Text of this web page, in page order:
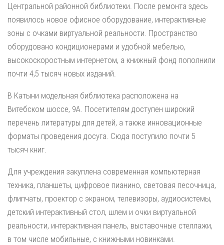
Центральной районной библиотеки. После ремонта здесь
появилось новое офисное оборудование, интерактивные
зоны с очками виртуальной реальности. Пространство
оборудовано кондиционерами и удобной мебелью,
высокоскоростным интернетом, а книжный фонд пополнили
почти 4,5 тысяч новых изданий.
В Катыни модельная библиотека расположена на
Витебском шоссе, 9А. Посетителям доступен широкий
перечень литературы для детей, а также инновационные
форматы проведения досуга. Сюда поступило почти 5
тысяч книг.
Для учреждения закуплена современная компьютерная
техника, планшеты, цифровое пианино, световая песочница,
флипчаты, проектор с экраном, телевизоры, аудиосистемы,
детский интерактивный стол, шлем и очки виртуальной
реальности, интерактивная панель, выставочные стеллажи,
в том числе мобильные, с книжными новинками.